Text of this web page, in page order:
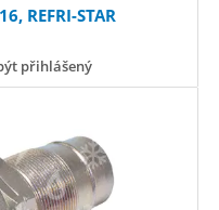
REFRI-STAR
přihlášený